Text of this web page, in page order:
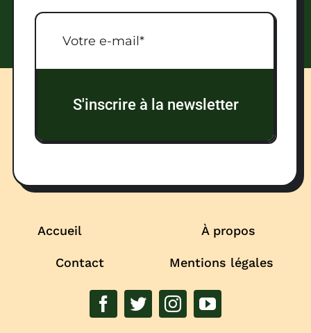
S'inscrire à la newsletter
Accueil À propos
Contact Mentions légales